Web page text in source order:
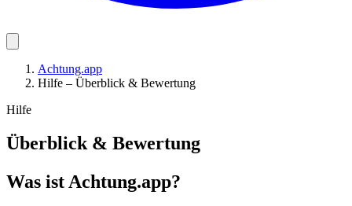
Achtung.app
Hilfe – Überblick & Bewertung
Hilfe
Überblick & Bewertung
Was ist Achtung.app?